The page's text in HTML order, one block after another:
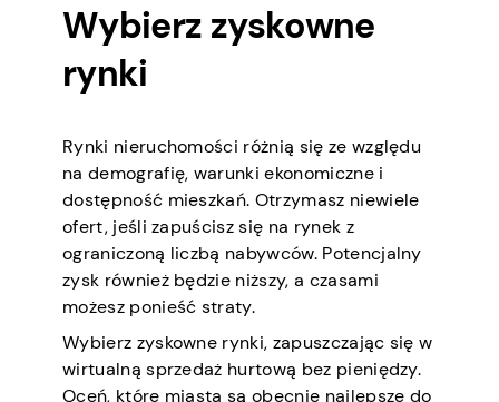
Wybierz zyskowne
rynki
Rynki nieruchomości różnią się ze względu
na demografię, warunki ekonomiczne i
dostępność mieszkań. Otrzymasz niewiele
ofert, jeśli zapuścisz się na rynek z
ograniczoną liczbą nabywców. Potencjalny
zysk również będzie niższy, a czasami
możesz ponieść straty.
Wybierz zyskowne rynki, zapuszczając się w
wirtualną sprzedaż hurtową bez pieniędzy.
Oceń, które miasta są obecnie najlepsze do